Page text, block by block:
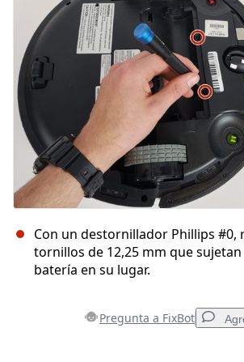
Cancelar
Con un destornillador Phillips #0,
tornillos de 12,25 mm que sujetan
batería en su lugar.
Pregunta a FixBot